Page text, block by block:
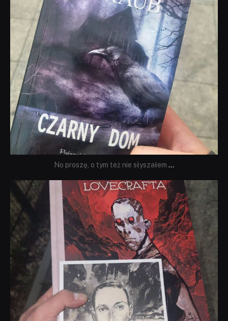
No proszę, o tym też nie słyszałem ...
dobryhorror
Wrz 19